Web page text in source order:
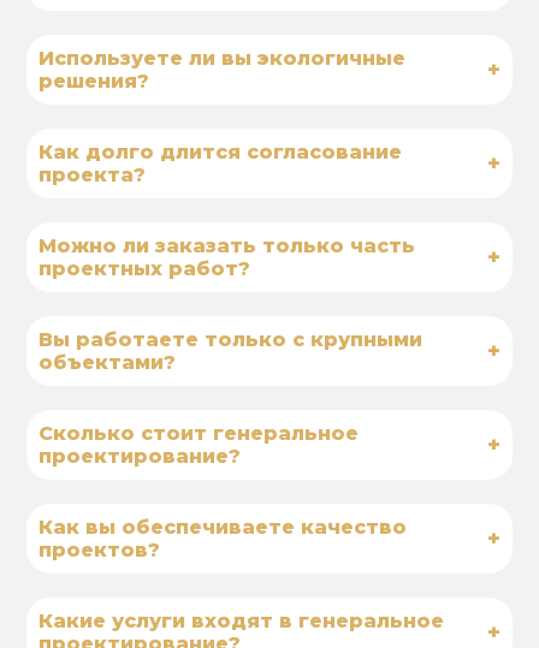
Используете ли вы экологичные
решения?
+
Как долго длится согласование
проекта?
+
Можно ли заказать только часть
проектных работ?
+
Вы работаете только с крупными
объектами?
+
Сколько стоит генеральное
проектирование?
+
Как вы обеспечиваете качество
проектов?
+
Какие услуги входят в генеральное
проектирование?
+